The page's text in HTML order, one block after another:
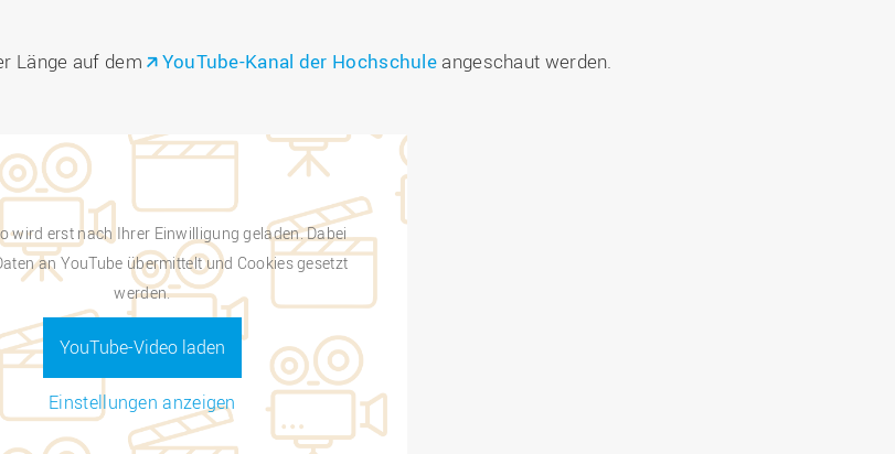
Länge auf dem YouTube-Kanal der Hochschule angeschaut werden.
wird erst nach Ihrer Einwilligung geladen. Dabei
an YouTube übermittelt und Cookies gesetzt
werden.
YouTube-Video laden
Einstellungen anzeigen